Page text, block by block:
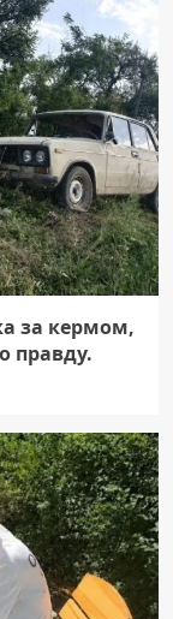
за кермом,
правду.